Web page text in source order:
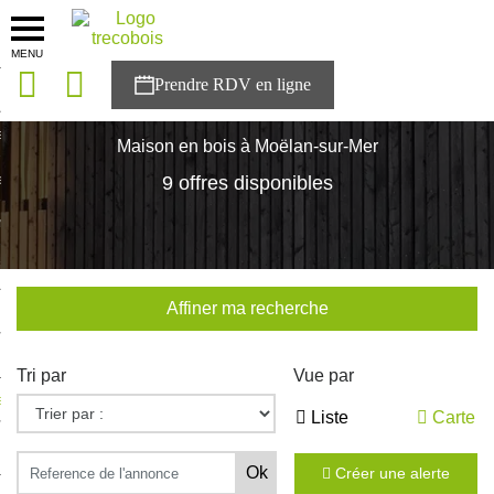
MENU
solutions
Trecobois
à NESTOR
Maison en bois à Moëlan-sur-Mer
9 offres disponibles
Affiner ma recherche
Tri par Vue par
Liste Carte
Créer une alerte